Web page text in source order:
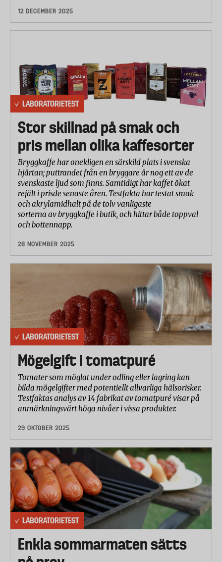
12 DECEMBER 2025
LABORATORIETEST
Stor skillnad på smak och
pris mellan olika kaffesorter
Bryggkaffe har onekligen en särskild plats i svenska
hjärtan; puttrandet från en bryggare är nog ett av de
svenskaste ljud som finns. Samtidigt har kaffet ökat
rejält i prisde senaste åren. Testfakta har testat smak
och akrylamidhalt på de tolv vanligaste
sorterna av bryggkaffe i butik, och hittar både toppval
och bottennapp.
28 NOVEMBER 2025
LABORATORIETEST
Mögelgift i tomatpuré
Tomater som möglat under odling eller lagring kan
bilda mögelgifter med potentiellt allvarliga hälsorisker.
Testfaktas analys av 14 fabrikat av tomatpuré visar på
anmärkningsvärt höga nivåer i vissa produkter.
29 OKTOBER 2025
LABORATORIETEST
Enkla sommarmaten sätts